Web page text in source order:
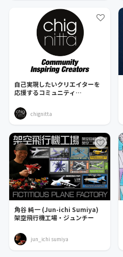
自己実現したいクリエイターを
応援するコミュニティ
chignitta
角谷 純一 (Jun-ichi Sumiya)
架空飛行機工場・ジュンチー
jun_ichi sumiya